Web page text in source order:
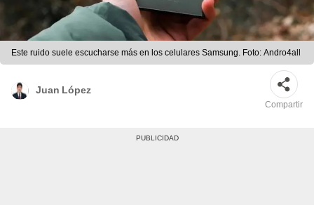
Este ruido suele escucharse más en los celulares Samsung. Foto: Andro4all
Juan López
Compartir